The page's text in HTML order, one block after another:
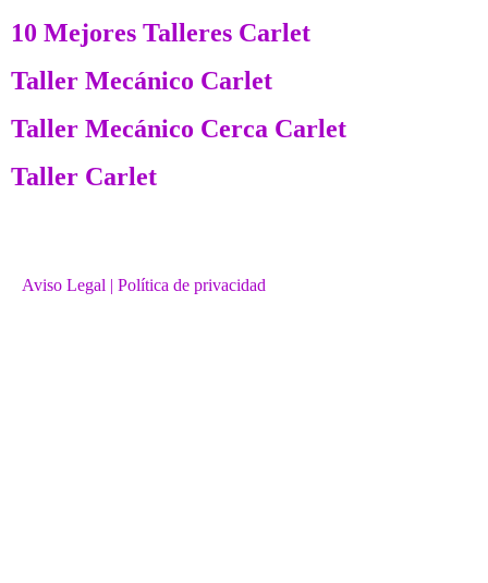
10 Mejores Talleres Carlet
Taller Mecánico Carlet
Taller Mecánico Cerca Carlet
Taller Carlet
Aviso Legal | Política de privacidad